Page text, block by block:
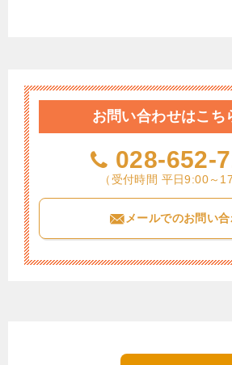
お問い合わせはこち
028-652-
（受付時間 平日9:00～
メールでのお問い